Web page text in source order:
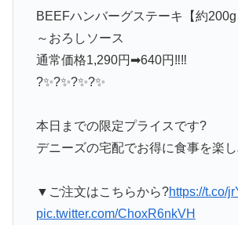
BEEFハンバーグステーキ【約200g
～おろしソース
通常価格1,290円➡640円‼‼
?✨?✨?✨?✨
本日までの限定プライスです?
デニーズの宅配でお得に食事を楽
▼ご注文はこちらから?https://t.co/
pic.twitter.com/ChoxR6nkVH